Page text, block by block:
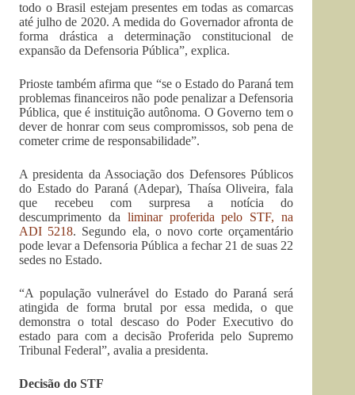
todo o Brasil estejam presentes em todas as comarcas
até julho de 2020. A medida do Governador afronta de
forma drástica a determinação constitucional de
expansão da Defensoria Pública”, explica.
Prioste também afirma que “se o Estado do Paraná tem
problemas financeiros não pode penalizar a Defensoria
Pública, que é instituição autônoma. O Governo tem o
dever de honrar com seus compromissos, sob pena de
cometer crime de responsabilidade”.
A presidenta da Associação dos Defensores Públicos
do Estado do Paraná (Adepar), Thaísa Oliveira, fala
que recebeu com surpresa a notícia do
descumprimento da liminar proferida pelo STF, na
ADI 5218. Segundo ela, o novo corte orçamentário
pode levar a Defensoria Pública a fechar 21 de suas 22
sedes no Estado.
“A população vulnerável do Estado do Paraná será
atingida de forma brutal por essa medida, o que
demonstra o total descaso do Poder Executivo do
estado para com a decisão Proferida pelo Supremo
Tribunal Federal”, avalia a presidenta.
Decisão do STF